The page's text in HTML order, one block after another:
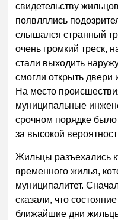
свидетельству
появлялись
слышался странный
очень громкий
стали выходить
смогли открыть двери
На место
муниципальные
срочном порядке
за высокой
Жильцы разъехались
временного жилья,
муниципалитет.
сказали, что
ближайшие дни